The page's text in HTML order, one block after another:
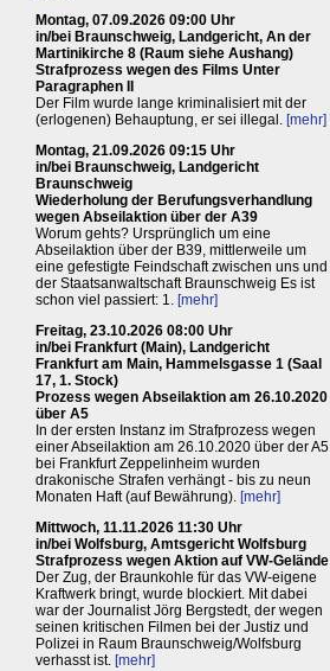
Montag, 07.09.2026 09:00 Uhr
in/bei Braunschweig, Landgericht, An der
Martinikirche 8 (Raum siehe Aushang)
Strafprozess wegen des Films Unter
Paragraphen II
Der Film wurde lange kriminalisiert mit der
(erlogenen) Behauptung, er sei illegal. [mehr]
Montag, 21.09.2026 09:15 Uhr
in/bei Braunschweig, Landgericht
Braunschweig
Wiederholung der Berufungsverhandlung
wegen Abseilaktion über der A39
Worum gehts? Ursprünglich um eine
Abseilaktion über der B39, mittlerweile um
eine gefestigte Feindschaft zwischen uns und
der Staatsanwaltschaft Braunschweig Es ist
schon viel passiert: 1. [mehr]
Freitag, 23.10.2026 08:00 Uhr
in/bei Frankfurt (Main), Landgericht
Frankfurt am Main, Hammelsgasse 1 (Saal
17, 1. Stock)
Prozess wegen Abseilaktion am 26.10.2020
über A5
In der ersten Instanz im Strafprozess wegen
einer Abseilaktion am 26.10.2020 über der A5
bei Frankfurt Zeppelinheim wurden
drakonische Strafen verhängt - bis zu neun
Monaten Haft (auf Bewährung). [mehr]
Mittwoch, 11.11.2026 11:30 Uhr
in/bei Wolfsburg, Amtsgericht Wolfsburg
Strafprozess wegen Aktion auf VW-Gelände
Der Zug, der Braunkohle für das VW-eigene
Kraftwerk bringt, wurde blockiert. Mit dabei
war der Journalist Jörg Bergstedt, der wegen
seinen kritischen Filmen bei der Justiz und
Polizei in Raum Braunschweig/Wolfsburg
verhasst ist. [mehr]